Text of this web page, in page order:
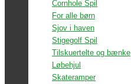
Cornhole Spil
For alle børn
Sjov i haven
Stigegolf Spil
Tilskuertelte og bænke
Løbehjul
Skateramper